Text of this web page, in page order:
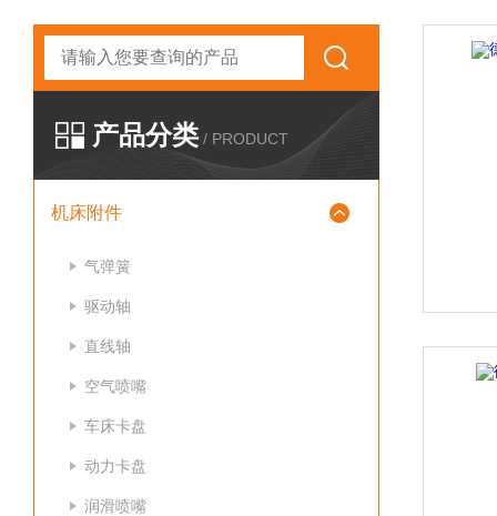
产品分类 / PRODUCT
机床附件
气弹簧
驱动轴
直线轴
空气喷嘴
车床卡盘
动力卡盘
润滑喷嘴